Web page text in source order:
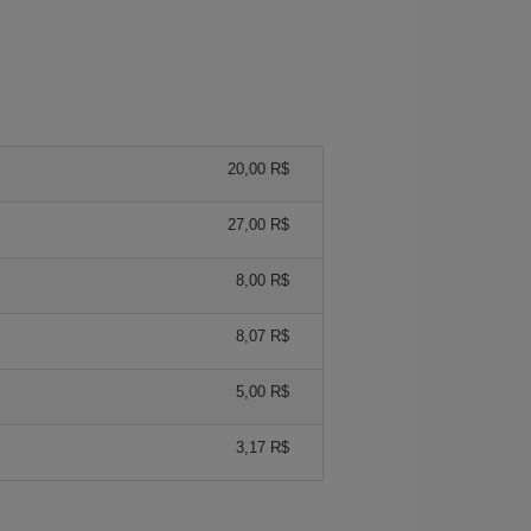
20,00 R$
27,00 R$
8,00 R$
8,07 R$
5,00 R$
3,17 R$